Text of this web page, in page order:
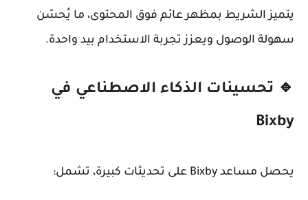
يتميز الشريط بمظهر عائم فوق المحتوى، ما يُحسّن
سهولة الوصول ويعزز تجربة الاستخدام بيد واحدة.
🔹 تحسينات الذكاء الاصطناعي في
Bixby
يحصل مساعد Bixby على تحديثات كبيرة، تشمل: